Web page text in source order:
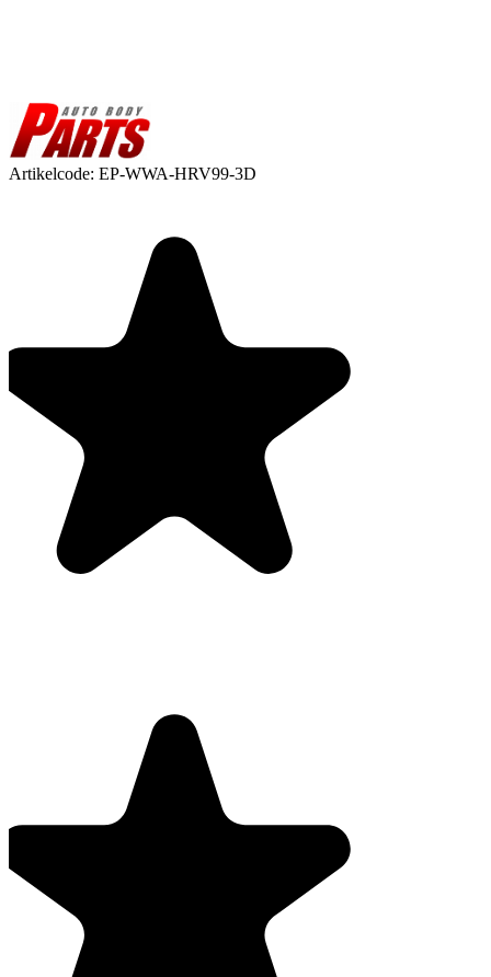
Artikelcode: EP-WWA-HRV99-3D